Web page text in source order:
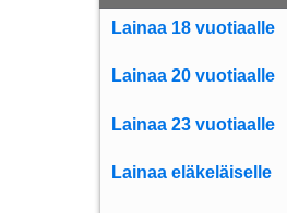
Lainaa 18 vuotiaalle
Lainaa 20 vuotiaalle
Lainaa 23 vuotiaalle
Lainaa eläkeläiselle